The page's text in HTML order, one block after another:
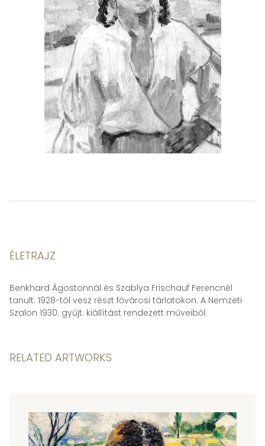
ÉLETRAJZ
Benkhard Ágostonnál és Szablya Frischauf Ferencnél
tanult. 1928-tól vesz részt fővárosi tárlatokon. A Nemzeti
Szalon 1930. gyűjt. kiállítást rendezett műveiből.
RELATED ARTWORKS